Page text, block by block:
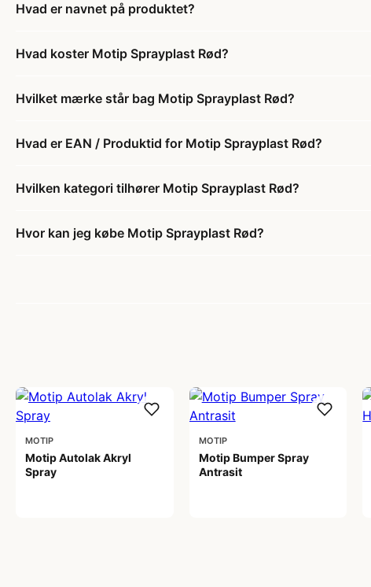
Hvad er navnet på produktet?
Hvad koster Motip Sprayplast Rød?
Hvilket mærke står bag Motip Sprayplast Rød?
Hvad er EAN / Produktid for Motip Sprayplast Rød?
Hvilken kategori tilhører Motip Sprayplast Rød?
Hvor kan jeg købe Motip Sprayplast Rød?
MOTIP
Motip Autolak Akryl
Spray
MOTIP
Motip Bumper Spray
Antrasit